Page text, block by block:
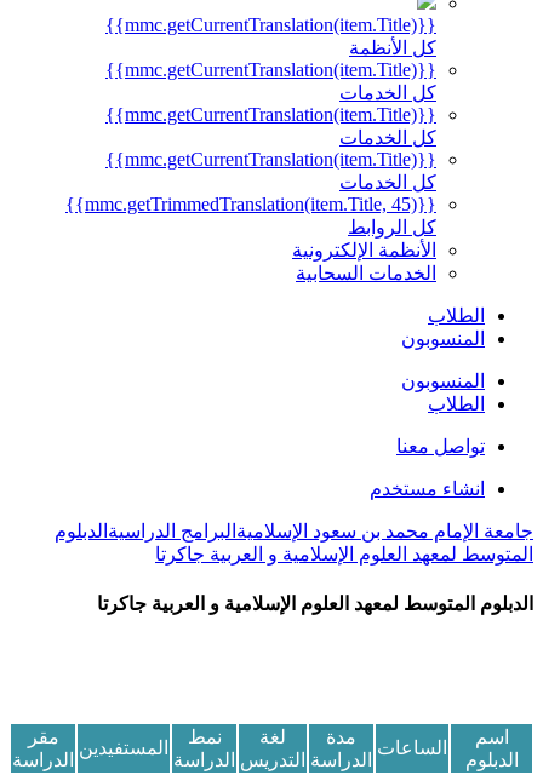
{{mmc.getCurrentTranslation(item.Title)}}
كل الأنظمة
{{mmc.getCurrentTranslation(item.Title)}}
كل الخدمات
{{mmc.getCurrentTranslation(item.Title)}}
كل الخدمات
{{mmc.getCurrentTranslation(item.Title)}}
كل الخدمات
{{mmc.getTrimmedTranslation(item.Title, 45)}}
كل الروابط
الأنظمة الإلكترونية
الخدمات السحابية
الطلاب
المنسوبون
المنسوبون
الطلاب
تواصل معنا
انشاء مستخدم
جامعة الإمام محمد بن سعود الإسلامية البرامج الدراسية الدبلوم
المتوسط لمعهد العلوم الإسلامية و العربية جاكرتا
الدبلوم المتوسط لمعهد العلوم الإسلامية و العربية جاكرتا
​اسم
الدبلوم
​​​الساعات
​مدة
الدراسة
​​لغة
التدريس
​نمط
الدراسة
المستفيدين
​​مقر
الدراسة​